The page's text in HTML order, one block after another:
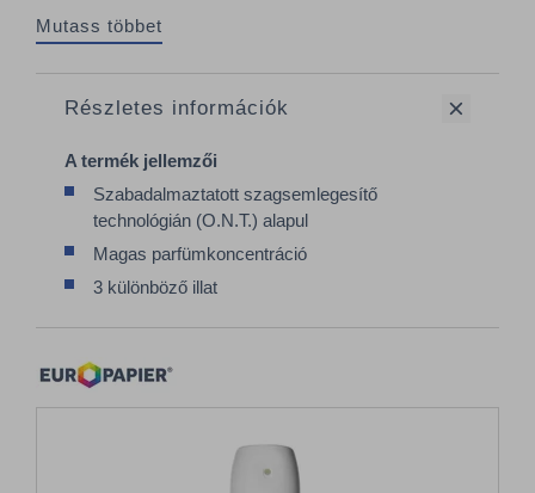
Mutass többet
Részletes információk
A termék jellemzői
Szabadalmaztatott szagsemlegesítő
technológián (O.N.T.) alapul
Magas parfümkoncentráció
3 különböző illat